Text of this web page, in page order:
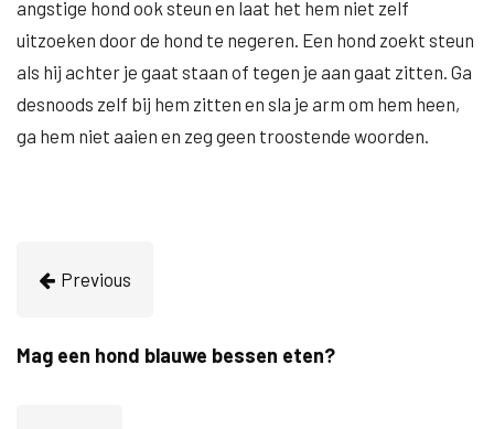
angstige hond ook steun en laat het hem niet zelf
uitzoeken door de hond te negeren. Een hond zoekt steun
als hij achter je gaat staan of tegen je aan gaat zitten. Ga
desnoods zelf bij hem zitten en sla je arm om hem heen,
ga hem niet aaien en zeg geen troostende woorden.
Previous
Mag een hond blauwe bessen eten?